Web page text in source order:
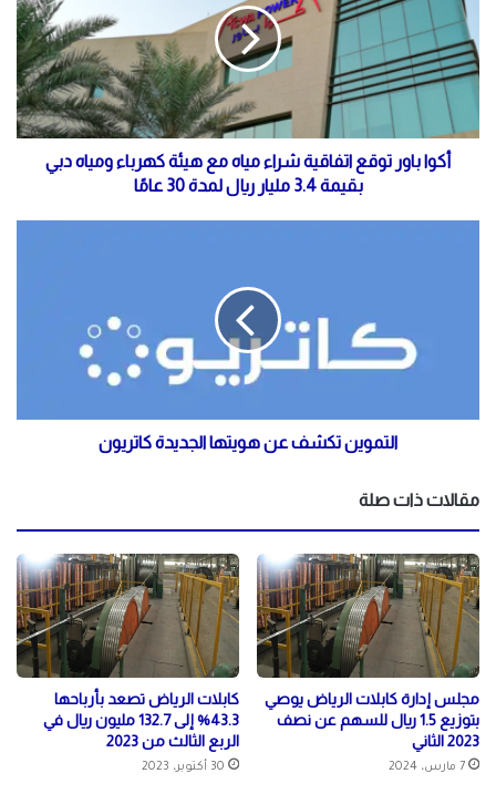
أكوا باور توقع اتفاقية شراء مياه مع هيئة كهرباء ومياه دبي
بقيمة 3.4 مليار ريال لمدة 30 عامًا
التموين تكشف عن هويتها الجديدة كاتريون
مقالات ذات صلة
مجلس إدارة كابلات الرياض يوصي
بتوزيع 1.5 ريال للسهم عن نصف
2023 الثاني
7 مارس، 2024
كابلات الرياض تصعد بأرباحها
43.3% إلى 132.7 مليون ريال في
الربع الثالث من 2023
30 أكتوبر، 2023